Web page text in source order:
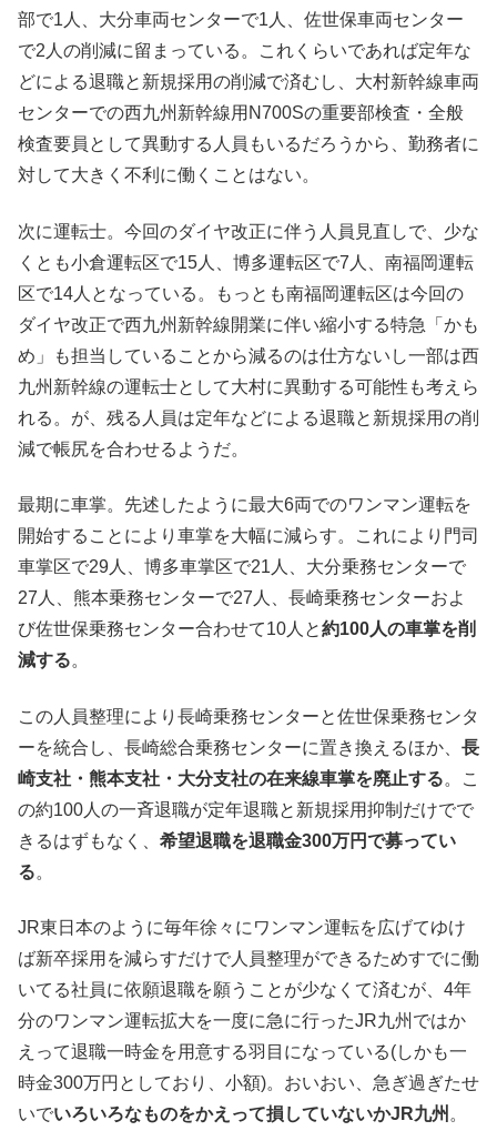
部で1人、大分車両センターで1人、佐世保車両センター
で2人の削減に留まっている。これくらいであれば定年な
どによる退職と新規採用の削減で済むし、大村新幹線車両
センターでの西九州新幹線用N700Sの重要部検査・全般
検査要員として異動する人員もいるだろうから、勤務者に
対して大きく不利に働くことはない。
次に運転士。今回のダイヤ改正に伴う人員見直しで、少な
くとも小倉運転区で15人、博多運転区で7人、南福岡運転
区で14人となっている。もっとも南福岡運転区は今回の
ダイヤ改正で西九州新幹線開業に伴い縮小する特急「かも
め」も担当していることから減るのは仕方ないし一部は西
九州新幹線の運転士として大村に異動する可能性も考えら
れる。が、残る人員は定年などによる退職と新規採用の削
減で帳尻を合わせるようだ。
最期に車掌。先述したように最大6両でのワンマン運転を
開始することにより車掌を大幅に減らす。これにより門司
車掌区で29人、博多車掌区で21人、大分乗務センターで
27人、熊本乗務センターで27人、長崎乗務センターおよ
び佐世保乗務センター合わせて10人と約100人の車掌を削
減する。
この人員整理により長崎乗務センターと佐世保乗務センタ
ーを統合し、長崎総合乗務センターに置き換えるほか、 長
崎支社・熊本支社・大分支社の在来線車掌を廃止する。こ
の約100人の一斉退職が定年退職と新規採用抑制だけでで
きるはずもなく、 希望退職を退職金300万円で募ってい
る。
JR東日本のように毎年徐々にワンマン運転を広げてゆけ
ば新卒採用を減らすだけで人員整理ができるためすでに働
いてる社員に依願退職を願うことが少なくて済むが、4年
分のワンマン運転拡大を一度に急に行ったJR九州ではか
えって退職一時金を用意する羽目になっている(しかも一
時金300万円としており、小額)。おいおい、急ぎ過ぎたせ
いでいろいろなものをかえって損していないかJR九州 。